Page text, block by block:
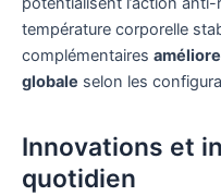
température corporelle
complémentaires
globale selon les
Innovations et
quotidien